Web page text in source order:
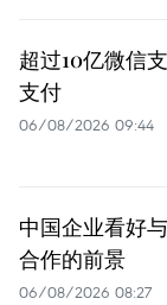
超过10亿微信
支付
06/08/2026 09:44
中国企业看好
合作的前景
06/08/2026 08:27